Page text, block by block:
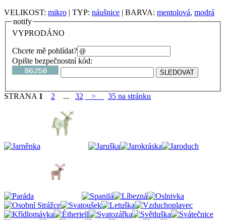
VELIKOST: mikro | TYP: náušnice | BARVA: mentolová, modrá
notify
VYPRODÁNO
Chcete mě pohlídat?
Opište bezpečnostní kód:
STRANA 1 2 ... 32 > 35 na stránku